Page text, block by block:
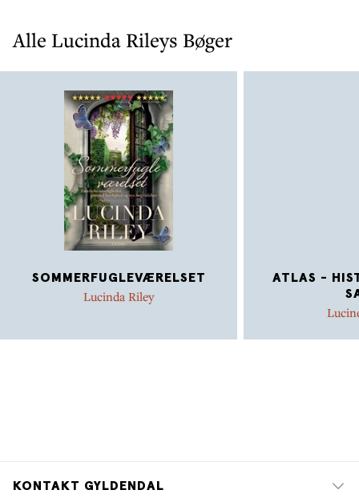
Alle Lucinda Rileys Bøger
SOMMERFUGLEVÆRELSET
Lucinda Riley
ATLAS -
KONTAKT GYLDENDAL